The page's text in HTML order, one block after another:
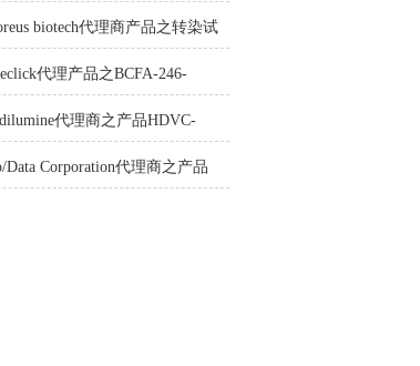
Receptor Blocker – Azide-Free
biotech代理商产品之转染试
25 5mg kit
代理产品之BCFA-246-
GalNAc-PEG3-Azide
代理商之产品HDVC-
HDVC动物CT造影剂
Data Corporation代理商之产品